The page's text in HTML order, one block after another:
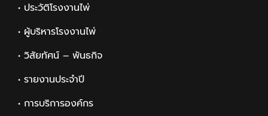
• ประวัติโรงงานไพ่
• ผู้บริหารโรงงานไพ่
• วิสัยทัศน์ – พันธกิจ
• รายงานประจำปี
• การบริการองค์กร